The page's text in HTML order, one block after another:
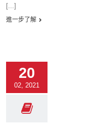
[...]
進一步了解
20
02, 2021